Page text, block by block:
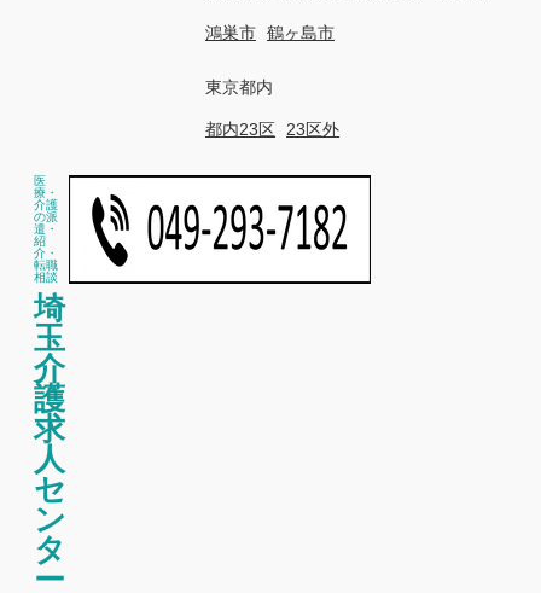
鴻巣市 鶴ヶ島市
東京都内
都内23区 23区外
医
療・
介護
の派
遣・
紹
介・
転職
相談
埼
玉
介
護
求
人
セ
ン
タ
ー